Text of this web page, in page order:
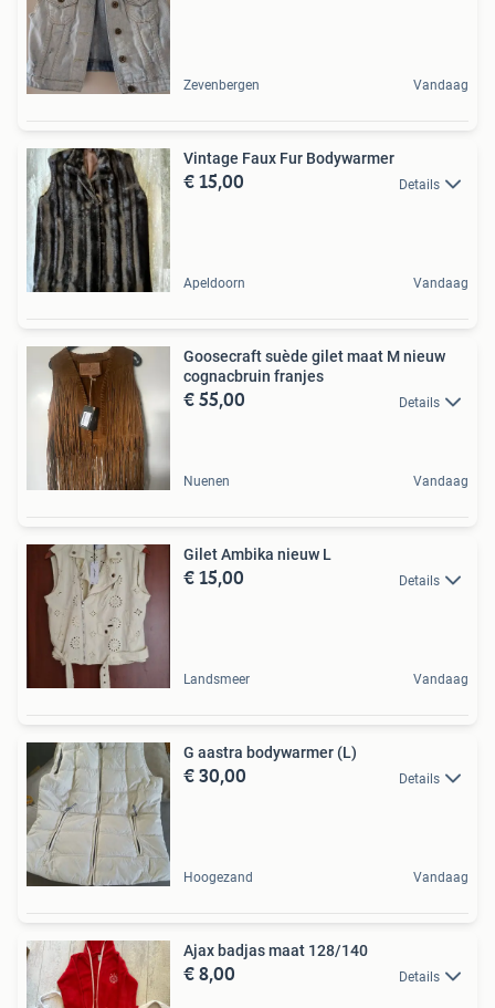
Zevenbergen Vandaag
Vintage Faux Fur Bodywarmer
€ 15,00 Details
Apeldoorn Vandaag
Goosecraft suède gilet maat M nieuw
cognacbruin franjes
€ 55,00 Details
Nuenen Vandaag
Gilet Ambika nieuw L
€ 15,00 Details
Landsmeer Vandaag
G aastra bodywarmer (L)
€ 30,00 Details
Hoogezand Vandaag
Ajax badjas maat 128/140
€ 8,00 Details